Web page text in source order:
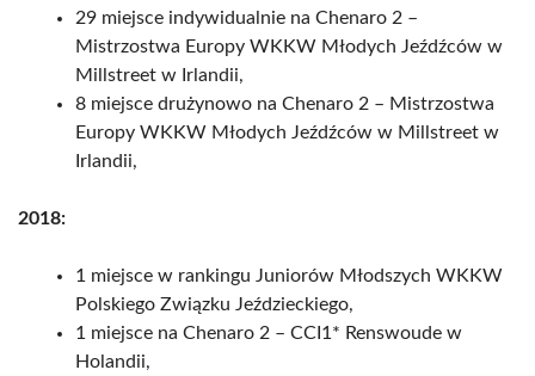
29 miejsce indywidualnie na Chenaro 2 –
Mistrzostwa Europy WKKW Młodych Jeźdźców w
Millstreet w Irlandii,
8 miejsce drużynowo na Chenaro 2 – Mistrzostwa
Europy WKKW Młodych Jeźdźców w Millstreet w
Irlandii,
2018:
1 miejsce w rankingu Juniorów Młodszych WKKW
Polskiego Związku Jeździeckiego,
1 miejsce na Chenaro 2 – CCI1* Renswoude w
Holandii,